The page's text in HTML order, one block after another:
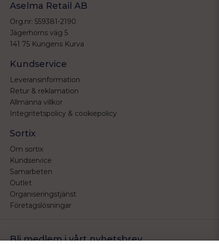
Aselma Retail AB
Org.nr: 559381-2190
Jägerhorns väg 5
141 75 Kungens Kurva
Kundservice
Leveransinformation
Retur & reklamation
Allmänna villkor
Integritetspolicy & cookiepolicy
Sortix
Om sortix
Kundservice
Samarbeten
Outlet
Organiseringstjänst
Företagslösningar
Bli medlem i vårt nyhetsbrev